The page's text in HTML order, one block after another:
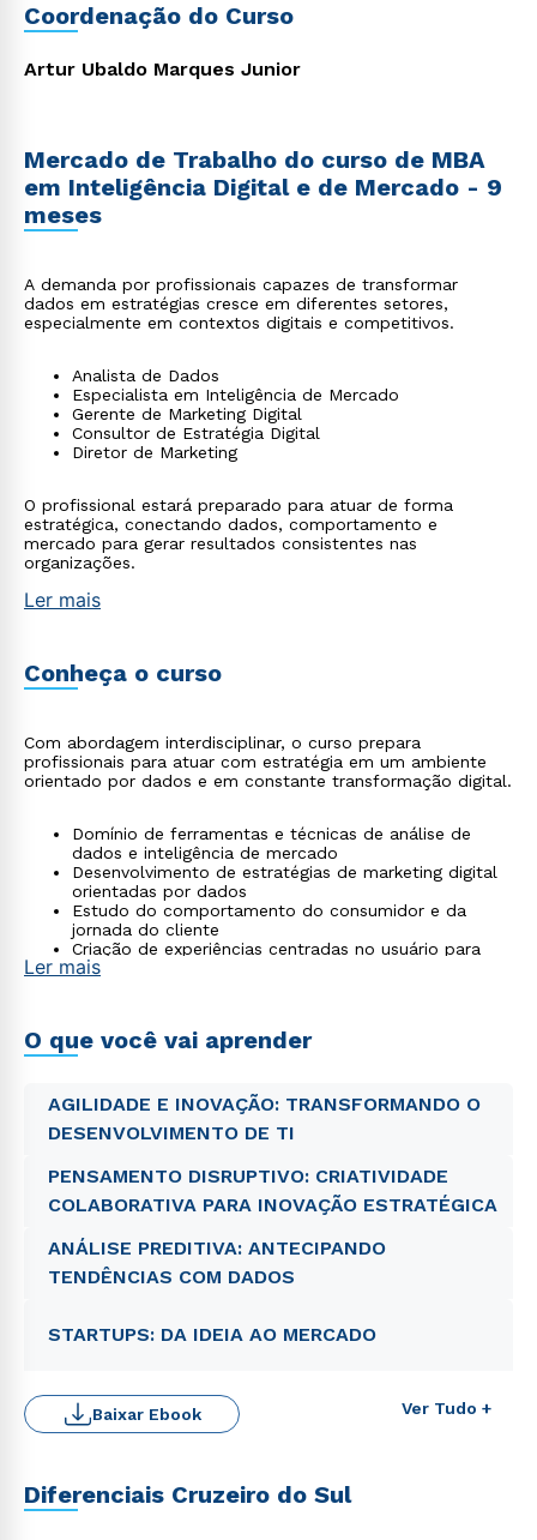
carreiras e alcançar o sucesso profissional.
Coordenação do Curso
Artur Ubaldo Marques Junior
Mercado de Trabalho do curso de MBA
em Inteligência Digital e de Mercado - 9
meses
A demanda por profissionais capazes de transformar
dados em estratégias cresce em diferentes setores,
especialmente em contextos digitais e competitivos.
Analista de Dados
Especialista em Inteligência de Mercado
Gerente de Marketing Digital
Consultor de Estratégia Digital
Diretor de Marketing
O profissional estará preparado para atuar de forma
estratégica, conectando dados, comportamento e
mercado para gerar resultados consistentes nas
organizações.
Ler mais
Conheça o curso
Com abordagem interdisciplinar, o curso prepara
profissionais para atuar com estratégia em um ambiente
orientado por dados e em constante transformação digital.
Domínio de ferramentas e técnicas de análise de
dados e inteligência de mercado
Desenvolvimento de estratégias de marketing digital
orientadas por dados
Estudo do comportamento do consumidor e da
jornada do cliente
Criação de experiências centradas no usuário para
aumentar engajamento e fidelização
Ler mais
O que você vai aprender
AGILIDADE E INOVAÇÃO: TRANSFORMANDO O
DESENVOLVIMENTO DE TI
PENSAMENTO DISRUPTIVO: CRIATIVIDADE
COLABORATIVA PARA INOVAÇÃO ESTRATÉGICA
ANÁLISE PREDITIVA: ANTECIPANDO
TENDÊNCIAS COM DADOS
STARTUPS: DA IDEIA AO MERCADO
Ver Tudo +
Baixar Ebook
Diferenciais Cruzeiro do Sul
WhatsApp